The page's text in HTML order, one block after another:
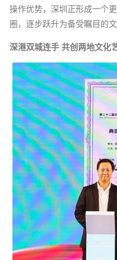
操作优势，深圳正形成一个
圈，逐步跃升为备受瞩目的文
深港双城连手 共创两地文化